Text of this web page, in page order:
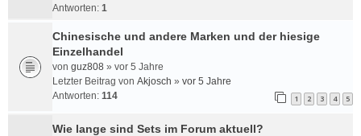
Antworten: 1
Chinesische und andere Marken und der hiesige
Einzelhandel
von guz808 » vor 5 Jahre
Letzter Beitrag von Akjosch » vor 5 Jahre
Antworten: 114 1 2 3 4 5
Wie lange sind Sets im Forum aktuell?